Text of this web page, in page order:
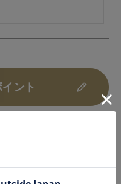
ント